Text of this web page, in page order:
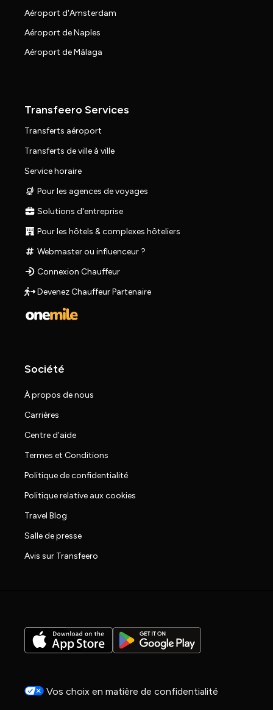
Aéroport d'Amsterdam
Aéroport de Naples
Aéroport de Málaga
Transfeero Services
Transferts aéroport
Transferts de ville à ville
Service horaire
Pour les agences de voyages
Solutions d'entreprise
Pour les hôtels & complexes hôteliers
Webmaster ou influenceur ?
Connexion Chauffeur
Devenez Chauffeur Partenaire
Société
À propos de nous
Carrières
Centre d’aide
Termes et Conditions
Politique de confidentialité
Politique relative aux cookies
Travel Blog
Salle de presse
Avis sur Transfeero
Vos choix en matière de confidentialité